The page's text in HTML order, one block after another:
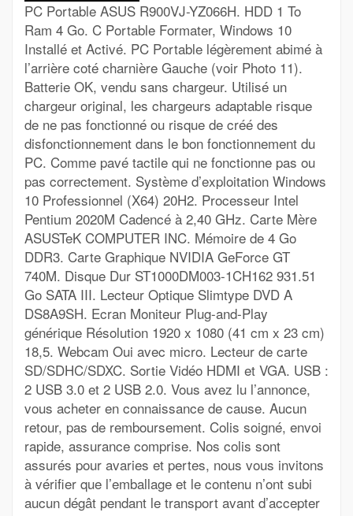
PC Portable ASUS R900VJ-YZ066H. HDD 1 To
Ram 4 Go. C Portable Formater, Windows 10
Installé et Activé. PC Portable légèrement abimé à
l’arrière coté charnière Gauche (voir Photo 11).
Batterie OK, vendu sans chargeur. Utilisé un
chargeur original, les chargeurs adaptable risque
de ne pas fonctionné ou risque de créé des
disfonctionnement dans le bon fonctionnement du
PC. Comme pavé tactile qui ne fonctionne pas ou
pas correctement. Système d’exploitation Windows
10 Professionnel (X64) 20H2. Processeur Intel
Pentium 2020M Cadencé à 2,40 GHz. Carte Mère
ASUSTeK COMPUTER INC. Mémoire de 4 Go
DDR3. Carte Graphique NVIDIA GeForce GT
740M. Disque Dur ST1000DM003-1CH162 931.51
Go SATA III. Lecteur Optique Slimtype DVD A
DS8A9SH. Ecran Moniteur Plug-and-Play
générique Résolution 1920 x 1080 (41 cm x 23 cm)
18,5. Webcam Oui avec micro. Lecteur de carte
SD/SDHC/SDXC. Sortie Vidéo HDMI et VGA. USB :
2 USB 3.0 et 2 USB 2.0. Vous avez lu l’annonce,
vous acheter en connaissance de cause. Aucun
retour, pas de remboursement. Colis soigné, envoi
rapide, assurance comprise. Nos colis sont
assurés pour avaries et pertes, nous vous invitons
à vérifier que l’emballage et le contenu n’ont subi
aucun dégât pendant le transport avant d’accepter